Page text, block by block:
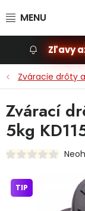
Slevoakce
Stavba, dom
Dielňa
Zľavy
Zváracie drôty
Zvárací
5kg
TIP